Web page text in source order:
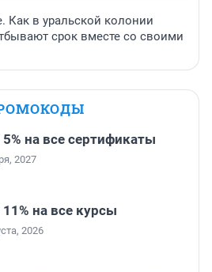
Как в уральской колонии
срок вместе со своими
на все сертификаты
2027
на все курсы
2026